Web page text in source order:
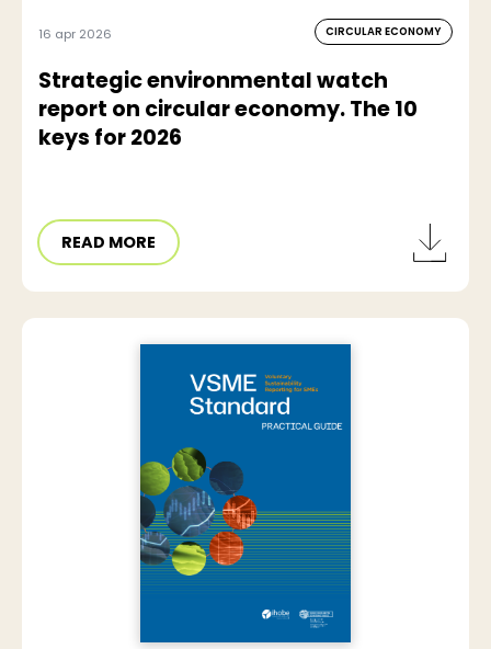
16 apr 2026 CIRCULAR ECONOMY
Strategic environmental watch
report on circular economy. The 10
keys for 2026
READ MORE